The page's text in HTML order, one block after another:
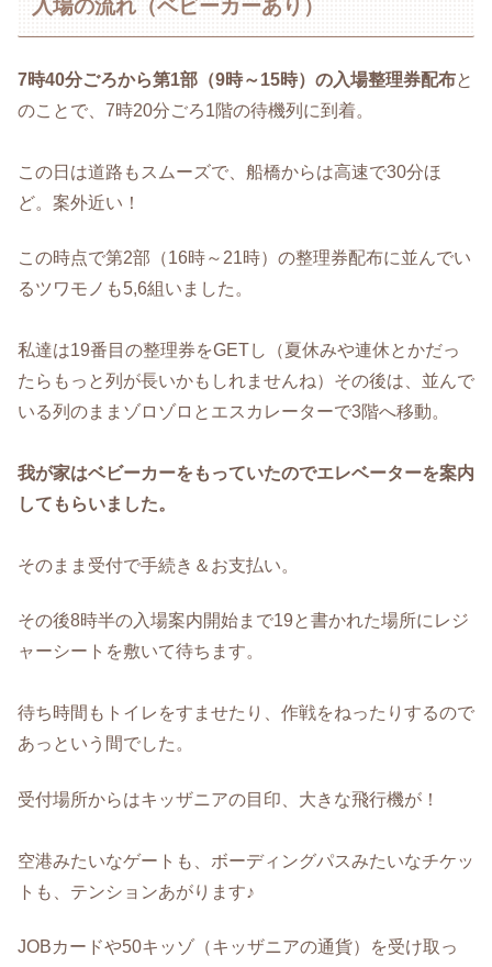
入場の流れ（ベビーカーあり）
7時40分ごろから第1部（9時～15時）の入場整理券配布と
のことで、7時20分ごろ1階の待機列に到着。
この日は道路もスムーズで、船橋からは高速で30分ほ
ど。案外近い！
この時点で第2部（16時～21時）の整理券配布に並んでい
るツワモノも5,6組いました。
私達は19番目の整理券をGETし（夏休みや連休とかだっ
たらもっと列が長いかもしれませんね）その後は、並んで
いる列のままゾロゾロとエスカレーターで3階へ移動。
我が家はベビーカーをもっていたのでエレベーターを案内
してもらいました。
そのまま受付で手続き＆お支払い。
その後8時半の入場案内開始まで19と書かれた場所にレジ
ャーシートを敷いて待ちます。
待ち時間もトイレをすませたり、作戦をねったりするので
あっという間でした。
受付場所からはキッザニアの目印、大きな飛行機が！
空港みたいなゲートも、ボーディングパスみたいなチケッ
トも、テンションあがります♪
JOBカードや50キッゾ（キッザニアの通貨）を受け取っ